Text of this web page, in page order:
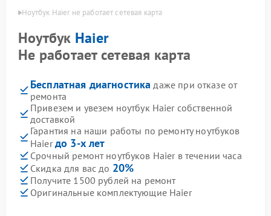
Ноутбук Haier не работает сетевая карта
Ноутбук Haier
Не работает сетевая карта
Бесплатная диагностика даже при отказе от
ремонта
Привезем и увезем ноутбук Haier собственной
доставкой
Гарантия на наши работы по ремонту ноутбуков
Haierдо 3-х лет
Срочный ремонт ноутбуков Haier в течении часа
Скидка для вас до 20%
Получите 1500 рублей на ремонт
Оригинальные комплектующие Haier